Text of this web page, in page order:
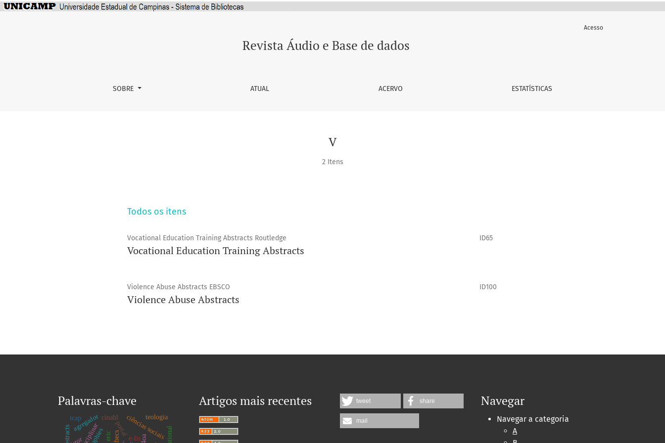
Revista Áudio e Base de dados
SOBRE ATUAL ACERVO ESTATÍSTICAS
Acesso
V
2 Itens
Todos os itens
Vocational Education Training Abstracts Routledge ID65
Vocational Education Training Abstracts
Violence Abuse Abstracts EBSCO ID100
Violence Abuse Abstracts
Palavras-chave
ibecs
eric portal
agregador ciências sociais
cinahl
icap
e-lis
teologia
Artigos mais recentes tweet share
mail
Navegar
Navegar a categoria
A